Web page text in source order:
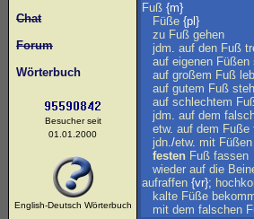
Chat
Forum
Wörterbuch
Besucher seit
01.01.2000
English-Deutsch Wörterbuch
Fuß {m}
Füße {pl}
zu Fuß gehen
jdm. auf den Fuß
auf eigenen Füßen
auf großem Fuß
auf gutem Fuß
auf schlechtem
jdm. auf dem
etw. auf dem Fuße
jdn./etw. mit Füßen
festen Fuß fassen
wieder auf die
aufraffen {vr};
kalte Füße
mit dem falschen